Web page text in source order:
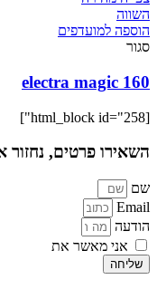
השווה
הוספה למועדפים
סגור
electra magic 160
[html_block id="258"]
השאירו פרטים,
שם
Email
הודעה
אני מאשר את
שליחה